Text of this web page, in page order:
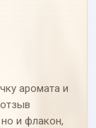
аромата и
и флакон,